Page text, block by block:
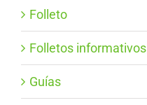
Folleto
Folletos informativos
Guías